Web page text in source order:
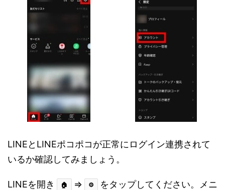
LINEとLINEポコポコが正常にログイン連携されて
いるか確認してみましょう。
LINEを開き 🏠 ⇒ ⚙ をタップしてください。メニ